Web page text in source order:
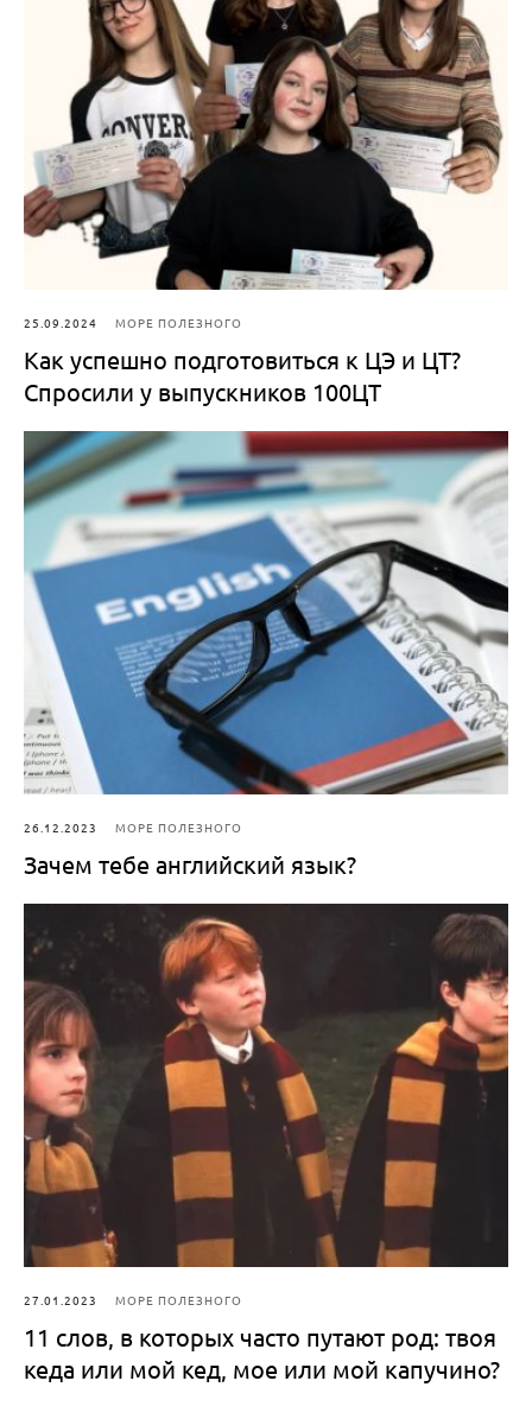
25.09.2024 МОРЕ ПОЛЕЗНОГО
Как успешно подготовиться к ЦЭ и ЦТ?
Спросили у выпускников 100ЦТ
26.12.2023 МОРЕ ПОЛЕЗНОГО
Зачем тебе английский язык?
27.01.2023 МОРЕ ПОЛЕЗНОГО
11 слов, в которых часто путают род: твоя
кеда или мой кед, мое или мой капучино?